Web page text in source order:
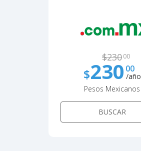
$23000
$230 00
/año
Pesos Mexicanos
BUSCAR